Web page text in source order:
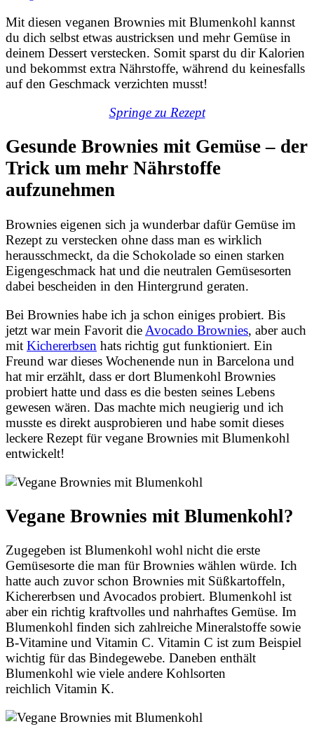
Mit diesen veganen Brownies mit Blumenkohl kannst
du dich selbst etwas austricksen und mehr Gemüse in
deinem Dessert verstecken. Somit sparst du dir Kalorien
und bekommst extra Nährstoffe, während du keinesfalls
auf den Geschmack verzichten musst!
Springe zu Rezept
Gesunde Brownies mit Gemüse – der
Trick um mehr Nährstoffe
aufzunehmen
Brownies eigenen sich ja wunderbar dafür Gemüse im
Rezept zu verstecken ohne dass man es wirklich
herausschmeckt, da die Schokolade so einen starken
Eigengeschmack hat und die neutralen Gemüsesorten
dabei bescheiden in den Hintergrund geraten.
Bei Brownies habe ich ja schon einiges probiert. Bis
jetzt war mein Favorit die Avocado Brownies, aber auch
mit Kichererbsen hats richtig gut funktioniert. Ein
Freund war dieses Wochenende nun in Barcelona und
hat mir erzählt, dass er dort Blumenkohl Brownies
probiert hatte und dass es die besten seines Lebens
gewesen wären. Das machte mich neugierig und ich
musste es direkt ausprobieren und habe somit dieses
leckere Rezept für vegane Brownies mit Blumenkohl
entwickelt!
Vegane Brownies mit Blumenkohl?
Zugegeben ist Blumenkohl wohl nicht die erste
Gemüsesorte die man für Brownies wählen würde. Ich
hatte auch zuvor schon Brownies mit Süßkartoffeln,
Kichererbsen und Avocados probiert. Blumenkohl ist
aber ein richtig kraftvolles und nahrhaftes Gemüse. Im
Blumenkohl finden sich zahlreiche Mineralstoffe sowie
B-Vitamine und Vitamin C. Vitamin C ist zum Beispiel
wichtig für das Bindegewebe. Daneben enthält
Blumenkohl wie viele andere Kohlsorten
reichlich Vitamin K.